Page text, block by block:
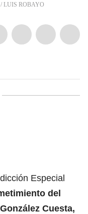
/ LUIS ROBAYO
Especial
del
Cuesta,